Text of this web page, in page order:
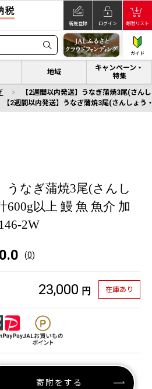
新規登録 ログイン 寄附リスト
ガイド
地域
キャンペーン・
特集
【2週間以内発送】うなぎ蒲焼3尾(さん
【2週間以内発送】うなぎ蒲焼3尾(さんしょ
うなぎ蒲焼3尾(さんし
600g以上 鰻 魚 魚介 加
2W
0.0 (0)
23,000 円 在庫あり
寄附をする